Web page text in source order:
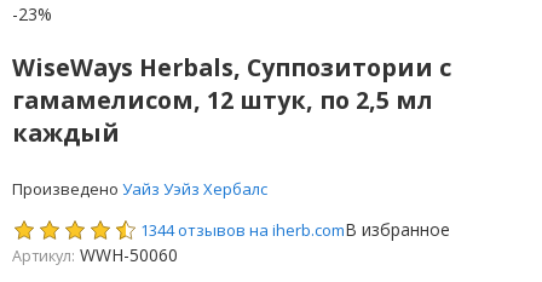
-23%
WiseWays Herbals, Суппозитории с
гамамелисом, 12 штук, по 2,5 мл
каждый
Произведено Уайз Уэйз Хербалс
1344 отзывов на iherb.comВ избранное
Артикул: WWH-50060